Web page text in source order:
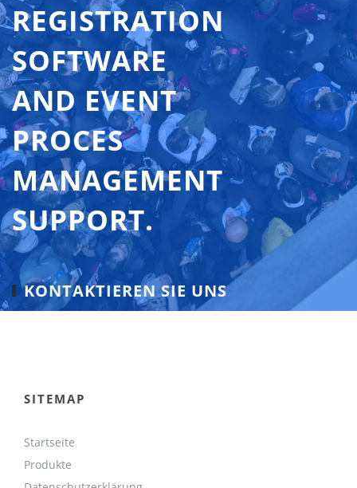
REGISTRATION
SOFTWARE
AND EVENT
PROCES
MANAGEMENT
SUPPORT.
KONTAKTIEREN SIE UNS
SITEMAP
Startseite
Produkte